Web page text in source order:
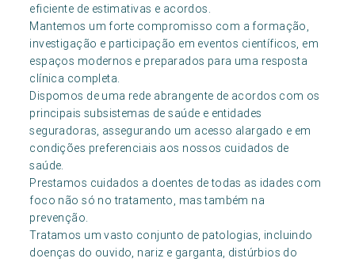
eficiente de estimativas e acordos.
Mantemos um forte compromisso com a formação,
investigação e participação em eventos científicos, em
espaços modernos e preparados para uma resposta
clínica completa.
Dispomos de uma rede abrangente de acordos com os
principais subsistemas de saúde e entidades
seguradoras, assegurando um acesso alargado e em
condições preferenciais aos nossos cuidados de
saúde.
Prestamos cuidados a doentes de todas as idades com
foco não só no tratamento, mas também na
prevenção.
Tratamos um vasto conjunto de patologias, incluindo
doenças do ouvido, nariz e garganta, distúrbios do